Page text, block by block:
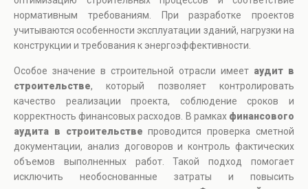
нормативным требованиям. При разработке проектов
учитываются особенности эксплуатации зданий, нагрузки на
конструкции и требования к энергоэффективности.
Особое значение в строительной отрасли имеет аудит в
строительстве, который позволяет контролировать
качество реализации проекта, соблюдение сроков и
корректность финансовых расходов. В рамках финансового
аудита в строительстве проводится проверка сметной
документации, анализ договоров и контроль фактических
объемов выполненных работ. Такой подход помогает
исключить необоснованные затраты и повысить